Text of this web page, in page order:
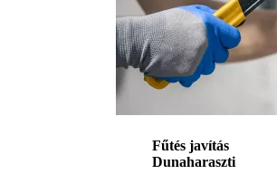
Fűtés javítás
Dunaharaszti